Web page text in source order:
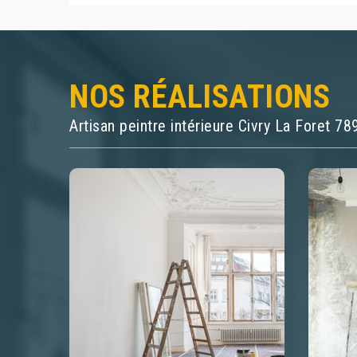
NOS RÉALISATIONS
Artisan peintre intérieure Civry La Foret